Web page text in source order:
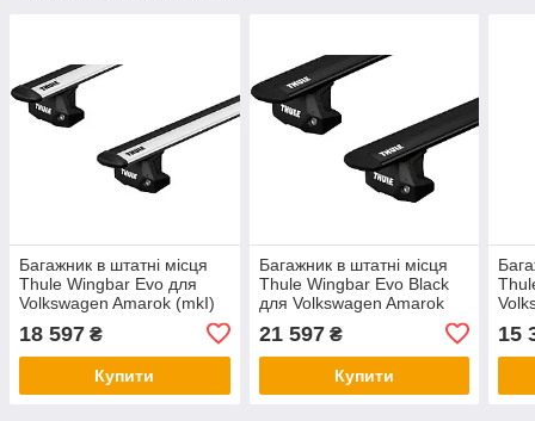
Багажник в штатні місця
Thule Wingbar Evo для
Volkswagen Amarok (mkI)
(4-дв.) 2010→ (TH 7113-
7107-7030)
18 597 ₴
Купити
Багажник в штатні місця
Thule Wingbar Evo Black
для Volkswagen Amarok
7113B-7107-7030)
21 597₴
Купити
15